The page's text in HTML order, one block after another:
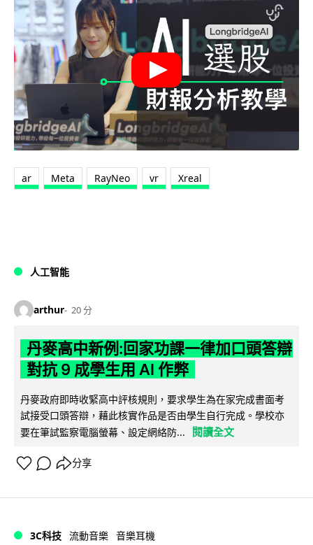
ar Meta RayNeo vr Xreal
人工智能
arthur 20 分
丹麥高中新例:回家功課一律加口頭答辯
對抗 9 成學生用 AI 作弊
丹麥政府即時收緊高中評核規則，要求學生為在家完成書面考
試接受口頭答辯，藉此核實作品是否由學生自行完成。學校亦
要在筆試監察電腦螢幕、設定網絡防...
閱讀全文
分享
3C科技 流動音樂 音樂耳機